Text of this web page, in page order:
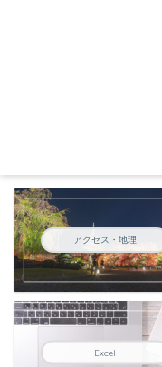
アクセス・地理
Excel